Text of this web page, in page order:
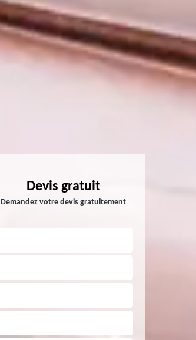
Devis gratuit
Demandez votre devis gratuitement